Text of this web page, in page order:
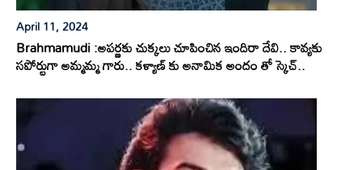
April 11, 2024
Brahmamudi :అపర్ణకు చుక్కలు చూపించిన ఇందిరా దేవి.. కావ్యకు
సపోర్టుగా అమ్మమ్మ గారు.. కళ్యాణ్ కు అనామిక అందం తో స్కెచ్..